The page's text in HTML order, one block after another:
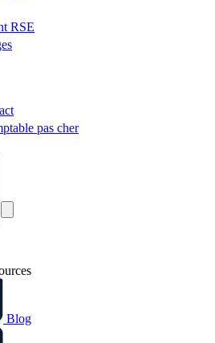
RSE
pas cher
Blog